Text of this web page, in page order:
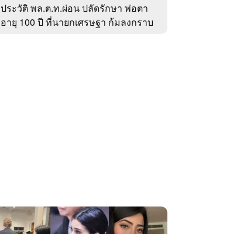
ประวัติ พล.ต.ท.ผ่อน ปลัดรักษา พ่อตา
อายุ 100 ปี ที่นายกเศรษฐา ก้มลงกราบ